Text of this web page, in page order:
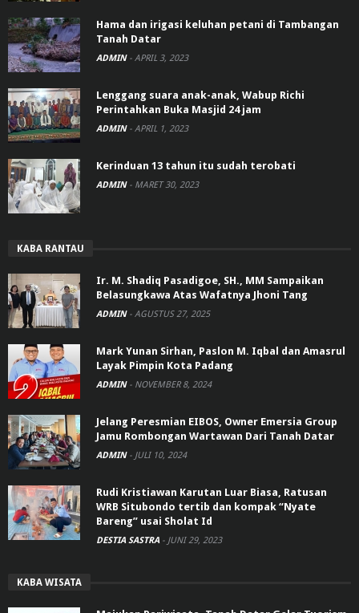
Hama dan irigasi keluhan petani di Tambangan
Tanah Datar
ADMIN - APRIL 3, 2023
Lenggang suara anak-anak, Wabup Richi
Perintahkan Buka Masjid 24 jam
ADMIN - APRIL 1, 2023
Kerinduan 13 tahun itu sudah terobati
ADMIN - MARET 30, 2023
KABA RANTAU
Ir. M. Shadiq Pasadigoe, SH., MM Sampaikan
Belasungkawa Atas Wafatnya Jhoni Tang
ADMIN - AGUSTUS 27, 2025
Mark Yunan Sirhan, Paslon M. Iqbal dan Amasrul
Layak Pimpin Kota Padang
ADMIN - NOVEMBER 8, 2024
Jelang Peresmian EIBOS, Owner Emersia Group
Jamu Rombongan Wartawan Dari Tanah Datar
ADMIN - JULI 10, 2024
Rudi Kristiawan Karutan Luar Biasa, Ratusan
WRB Situbondo tertib dan kompak “Nyate
Bareng” usai Sholat Id
DESTIA SASTRA - JUNI 29, 2023
KABA WISATA